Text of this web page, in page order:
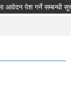
पेश गर्ने सम्बन्धी